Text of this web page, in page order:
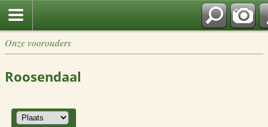
Onze voorouders
Roosendaal